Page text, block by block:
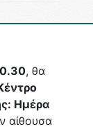
, θα
Ημέρα
αίθουσα